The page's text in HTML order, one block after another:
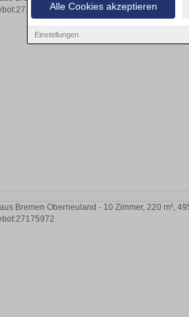
Alle Cookies akzeptieren
Einstellungen